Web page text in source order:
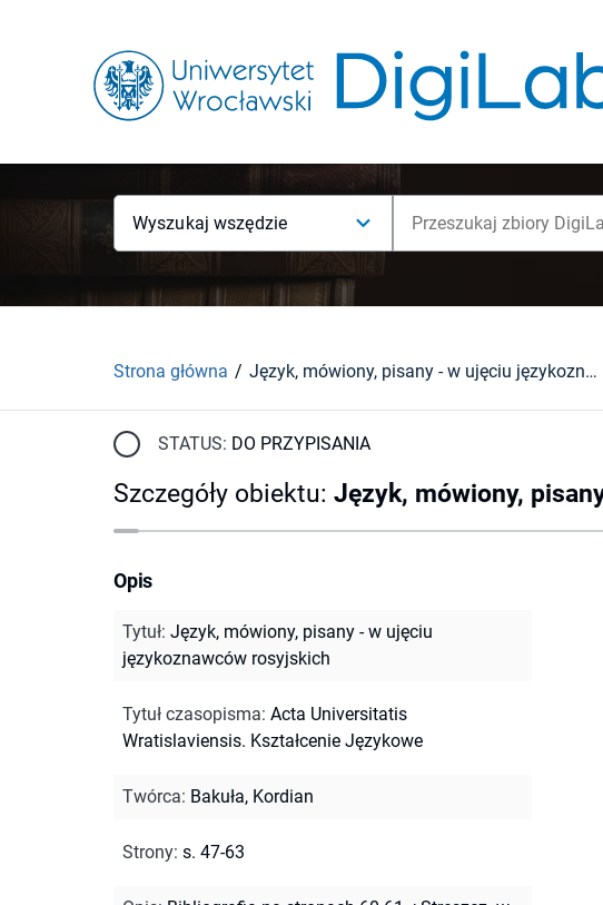
Wyszukaj wszędzie
Strona główna Język, mówiony, pisany - w ujęciu językoznawców rosyjskich
STATUS: DO PRZYPISANIA
Szczegóły obiektu: Język, mówiony,
Opis
Tytuł: Język, mówiony, pisany - w ujęciu
językoznawców rosyjskich
Tytuł czasopisma: Acta Universitatis
Wratislaviensis. Kształcenie Językowe
Twórca: Bakuła, Kordian
Strony: s. 47-63